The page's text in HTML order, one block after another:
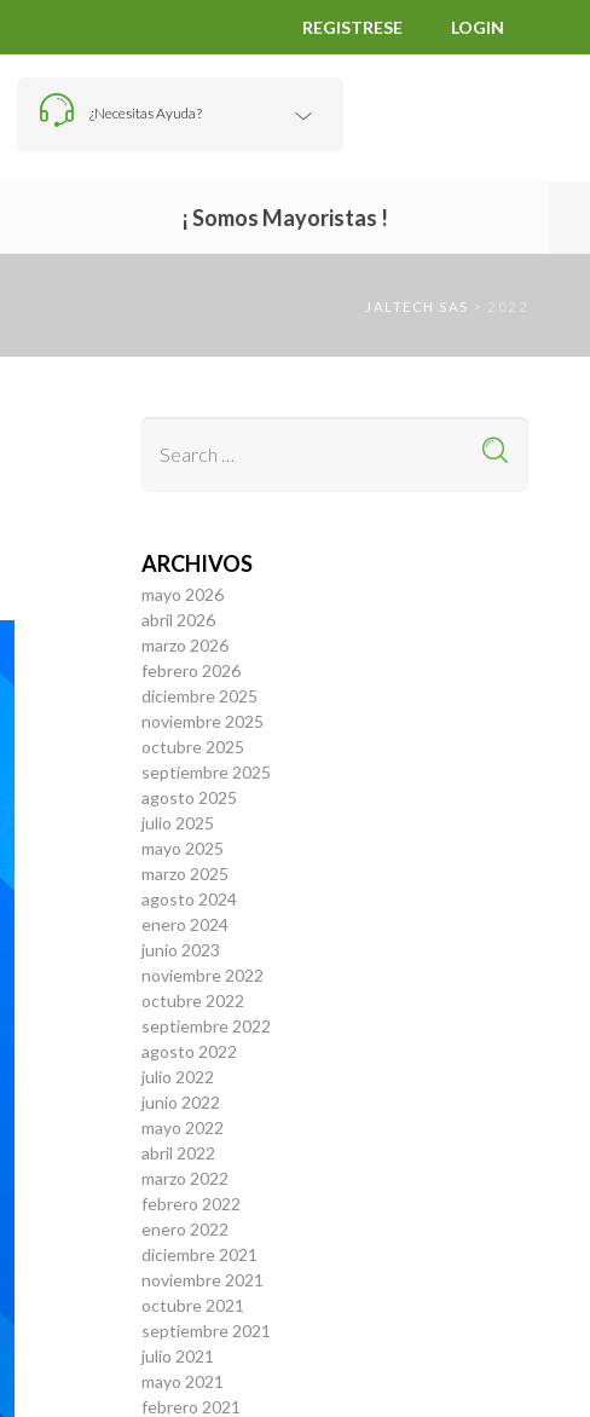
REGISTRESE LOGIN
¿Necesitas Ayuda?
¡ Somos Mayoristas !
JALTECH SAS 2022
ARCHIVOS
mayo 2026
abril 2026
marzo 2026
febrero 2026
diciembre 2025
noviembre 2025
octubre 2025
septiembre 2025
agosto 2025
julio 2025
mayo 2025
marzo 2025
agosto 2024
enero 2024
junio 2023
noviembre 2022
octubre 2022
septiembre 2022
agosto 2022
julio 2022
junio 2022
mayo 2022
abril 2022
marzo 2022
febrero 2022
enero 2022
diciembre 2021
noviembre 2021
octubre 2021
septiembre 2021
julio 2021
mayo 2021
febrero 2021